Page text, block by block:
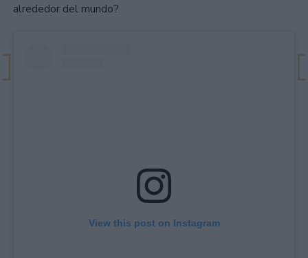
alrededor del mundo?
View this post on Instagram